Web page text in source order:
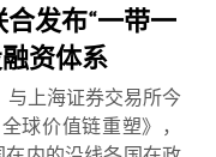
发布“一带一
资体系
与上海证券交易所今
球价值链重塑》，